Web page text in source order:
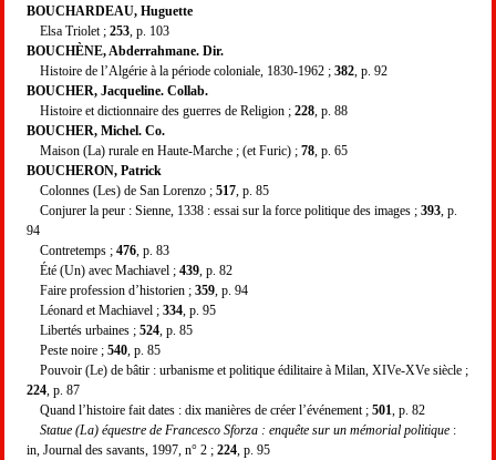
BOUCHARDEAU, Huguette
Elsa Triolet ; 253 , p. 103
BOUCHÈNE, Abderrahmane. Dir.
Histoire de l’Algérie à la période coloniale, 1830-1962 ; 382 , p. 92
BOUCHER, Jacqueline. Collab.
Histoire et dictionnaire des guerres de Religion ; 228 , p. 88
BOUCHER, Michel. Co.
Maison (La) rurale en Haute-Marche ; (et Furic) ; 78 , p. 65
BOUCHERON, Patrick
Colonnes (Les) de San Lorenzo ; 517 , p. 85
Conjurer la peur : Sienne, 1338 : essai sur la force politique des images ; 393 , p.
94
Contretemps ; 476 , p. 83
Été (Un) avec Machiavel ; 439 , p. 82
Faire profession d’historien ; 359 , p. 94
Léonard et Machiavel ; 334 , p. 95
Libertés urbaines ; 524 , p. 85
Peste noire ; 540 , p. 85
Pouvoir (Le) de bâtir : urbanisme et politique édilitaire à Milan, XIVe-XVe siècle ;
224 , p. 87
Quand l’histoire fait dates : dix manières de créer l’événement ; 501 , p. 82
Statue (La) équestre de Francesco Sforza : enquête sur un mémorial politique :
in, Journal des savants, 1997, n° 2 ; 224 , p. 95